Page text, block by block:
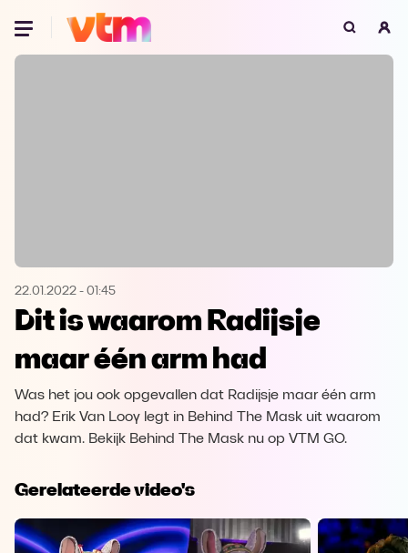
Oeps, browser niet ondersteund
Microsoft Edge Download
Opera
22.01.2022 - 01:45
Dit is waarom Radijsje
maar één arm had
Was het jou ook opgevallen dat Radijsje maar één arm
had? Erik Van Looy legt in Behind The Mask uit waarom
dat kwam. Bekijk Behind The Mask nu op VTM GO.
Gerelateerde video's